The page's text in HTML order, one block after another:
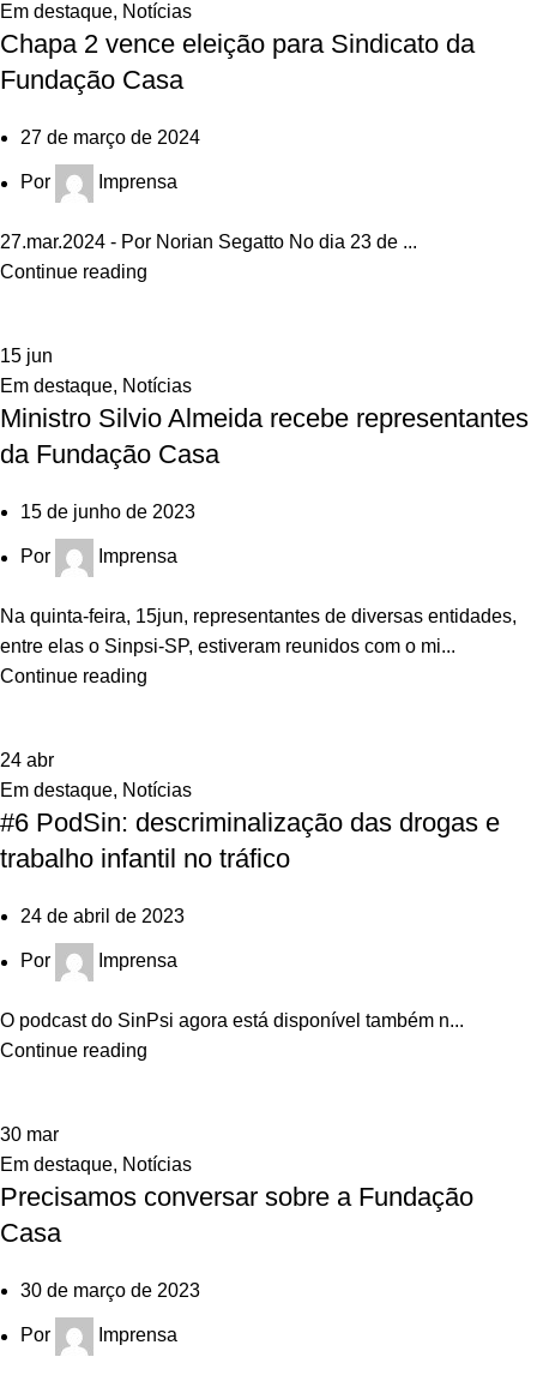
Em destaque, Notícias
Chapa 2 vence eleição para Sindicato da
Fundação Casa
27 de março de 2024
Por Imprensa
27.mar.2024 - Por Norian Segatto No dia 23 de ...
Continue reading
15 jun
Em destaque, Notícias
Ministro Silvio Almeida recebe representantes
da Fundação Casa
15 de junho de 2023
Por Imprensa
Na quinta-feira, 15jun, representantes de diversas entidades,
entre elas o Sinpsi-SP, estiveram reunidos com o mi...
Continue reading
24 abr
Em destaque, Notícias
#6 PodSin: descriminalização das drogas e
trabalho infantil no tráfico
24 de abril de 2023
Por Imprensa
O podcast do SinPsi agora está disponível também n...
Continue reading
30 mar
Em destaque, Notícias
Precisamos conversar sobre a Fundação
Casa
30 de março de 2023
Por Imprensa